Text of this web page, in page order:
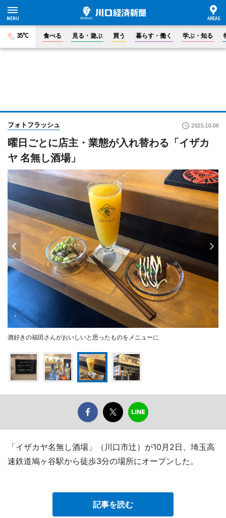
35°C 食べる 見る・遊ぶ 買う 暮らす・働く 学ぶ・知る
フォトフラッシュ 2025.10.06
曜日ごとに店主・業態が入れ替わる「イザカ
ヤ 名無し酒場」
酒好きの福田さんがおいしいと思ったものをメニューに
「イザカヤ名無し酒場」（川口市辻）が10月2日、埼玉高
速鉄道鳩ヶ谷駅から徒歩3分の場所にオープンした。
記事を読む